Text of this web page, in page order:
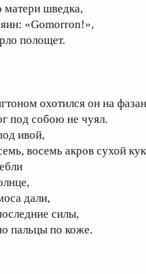
матери шведка,
«Gomorron!»,
полощет.
охотился он на
под собою не чуял.
ивой,
восемь акров сухой
дали,
силы,
пальцы по коже.